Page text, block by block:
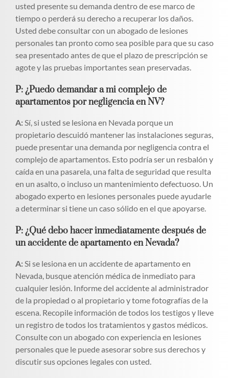
usted presente su demanda dentro de ese marco de
tiempo o perderá su derecho a recuperar los daños.
Usted debe consultar con un abogado de lesiones
personales tan pronto como sea posible para que su caso
sea presentado antes de que el plazo de prescripción se
agote y las pruebas importantes sean preservadas.
P: ¿Puedo demandar a mi complejo de
apartamentos por negligencia en NV?
A:Sí, si usted se lesiona en Nevada porque un
propietario descuidó mantener las instalaciones seguras,
puede presentar una demanda por negligencia contra el
complejo de apartamentos. Esto podría ser un resbalón y
caída en una pasarela, una falta de seguridad que resulta
en un asalto, o incluso un mantenimiento defectuoso. Un
abogado experto en lesiones personales puede ayudarle
a determinar si tiene un caso sólido en el que apoyarse.
P: ¿Qué debo hacer inmediatamente después de
un accidente de apartamento en Nevada?
A:Si se lesiona en un accidente de apartamento en
Nevada, busque atención médica de inmediato para
cualquier lesión. Informe del accidente al administrador
de la propiedad o al propietario y tome fotografías de la
escena. Recopile información de todos los testigos y lleve
un registro de todos los tratamientos y gastos médicos.
Consulte con un abogado con experiencia en lesiones
personales que le puede asesorar sobre sus derechos y
discutir sus opciones legales con usted.